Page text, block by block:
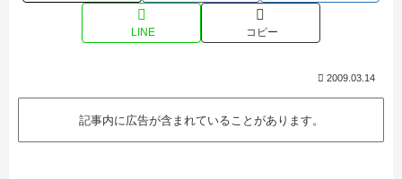
LINE コピー
2009.03.14
記事内に広告が含まれていることがあります。